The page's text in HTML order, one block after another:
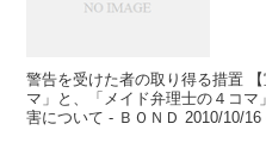
警告を受けた者の取り得る措置
マ」と、「メイド弁理士の４コ
害について - ＢＯＮＤ 2010/10/